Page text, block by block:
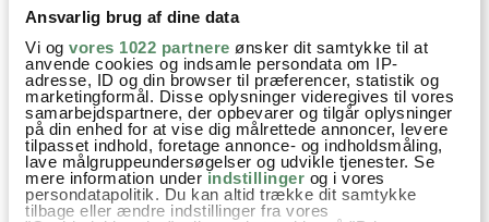
Ansvarlig brug af dine data
Vi og vores 1022 partnere ønsker dit samtykke til at
anvende cookies og indsamle persondata om IP-
adresse, ID og din browser til præferencer, statistik og
marketingformål. Disse oplysninger videregives til vores
samarbejdspartnere, der opbevarer og tilgår oplysninger
på din enhed for at vise dig målrettede annoncer, levere
tilpasset indhold, foretage annonce- og indholdsmåling,
lave målgruppeundersøgelser og udvikle tjenester. Se
mere information underindstillinger og i vores
persondatapolitik. Du kan altid trække dit samtykke
tilbage eller ændre indstillinger fra vores
Kh Ann-Christine
besvar
Sine Løkke:
5. april 2016 kl. 20:27
Det er jeg glad for at høre :-) Det er skønt at
kunne ‘give lidt igen’.